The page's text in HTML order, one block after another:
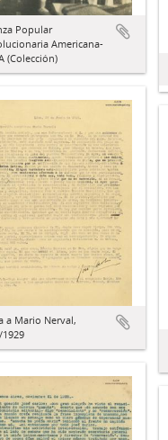
Popular
Americana-
(Colección)
a Mario Nerval,